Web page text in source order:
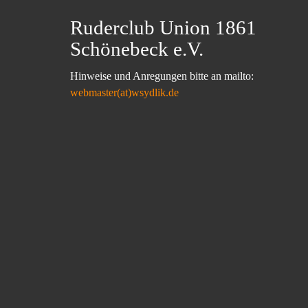
Ruderclub Union 1861
Schönebeck e.V.
Hinweise und Anregungen bitte an mailto:
webmaster(at)wsydlik.de